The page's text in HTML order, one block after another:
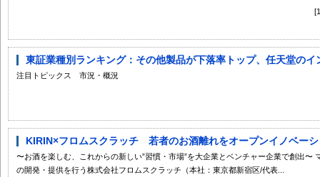
東証業種別ランキング：その他製品が下落率トップ、任天堂のイ
注目トピックス 市況・概況
KIRIN×フロムスクラッチ 若者のお酒離れをオープンイノベー
〜お酒を楽しむ、これからの新しい”習慣・市場”を大企業とベンチャー企業で創出
の開発・提供を行う株式会社フロムスクラッチ（本社：東京都新宿区/代表...